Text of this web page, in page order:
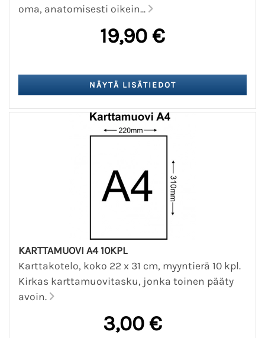
oma, anatomisesti oikein...
19,90 €
KARTTAMUOVI A4 10KPL
Karttakotelo, koko 22 x 31 cm, myyntierä 10 kpl.
Kirkas karttamuovitasku, jonka toinen pääty
avoin.
3,00 €